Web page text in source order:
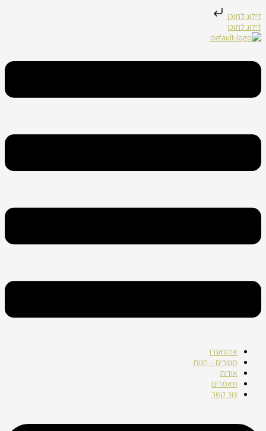
דילוג לתוכן
דילוג לתוכן
אינטאגרו
מוצרים – חנות
אודות
מאמרים
צור קשר